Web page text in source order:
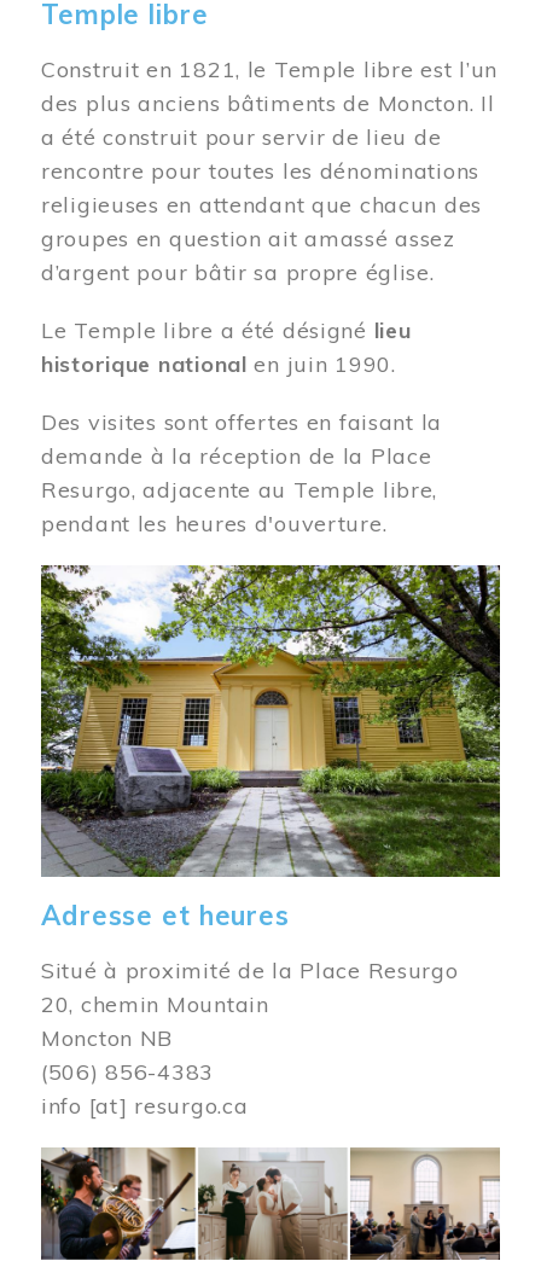
Temple libre
Construit en 1821, le Temple libre est l’un
des plus anciens bâtiments de Moncton. Il
a été construit pour servir de lieu de
rencontre pour toutes les dénominations
religieuses en attendant que chacun des
groupes en question ait amassé assez
d’argent pour bâtir sa propre église.
Le Temple libre a été désigné lieu
historique national en juin 1990.
Des visites sont offertes en faisant la
demande à la réception de la Place
Resurgo, adjacente au Temple libre,
pendant les heures d'ouverture.
Image
Adresse et heures
Situé à proximité de la Place Resurgo
20, chemin Mountain
Moncton NB
(506) 856-4383
info [at] resurgo.ca
Image